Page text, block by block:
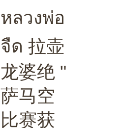
หลวงพ่อ
จืด 拉壶
龙婆绝 "
萨马空
比赛获